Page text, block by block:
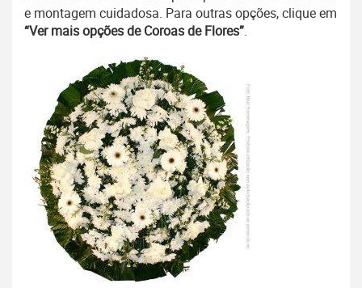
e montagem cuidadosa. Para outras opções, clique em
“Ver mais opções de Coroas de Flores”.